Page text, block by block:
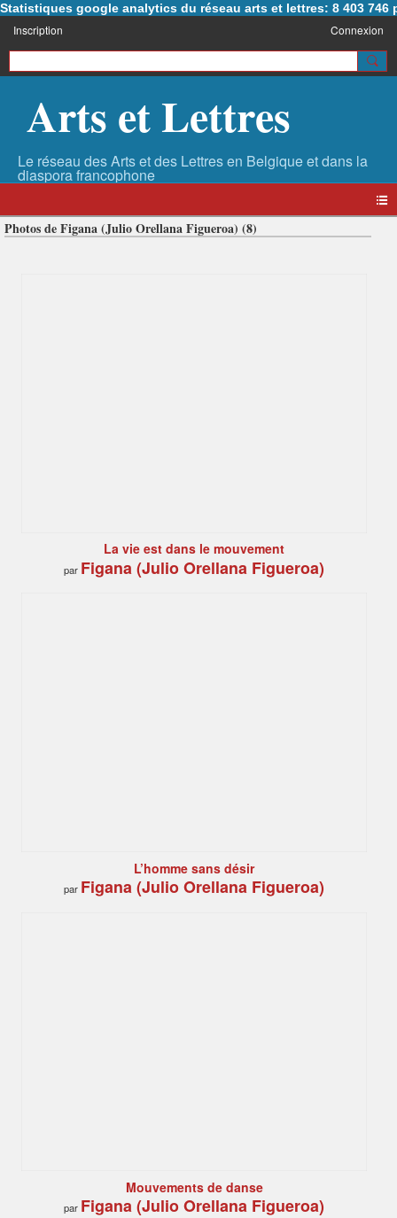
Statistiques google analytics du réseau arts et lettres: 8 403 746
Inscription Connexion
Arts et Lettres
Photos de Figana (Julio Orellana Figueroa) (8)
La vie est dans le mouvement
par Figana (Julio Orellana Figueroa)
L’homme sans désir
par Figana (Julio Orellana Figueroa)
Mouvements de danse
par Figana (Julio Orellana Figueroa)